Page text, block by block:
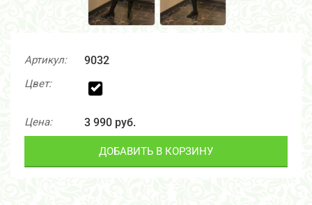
Артикул: 9032
Цвет:
Цена: 3 990 руб.
ДОБАВИТЬ В КОРЗИНУ